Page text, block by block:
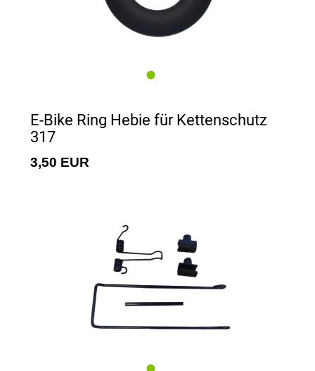
E-Bike Ring Hebie für Kettenschutz
317
3,50 EUR